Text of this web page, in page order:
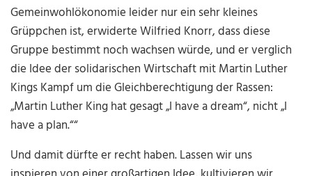
Gemeinwohlökonomie leider nur ein sehr kleines
Grüppchen ist, erwiderte Wilfried Knorr, dass diese
Gruppe bestimmt noch wachsen würde, und er verglich
die Idee der solidarischen Wirtschaft mit Martin Luther
Kings Kampf um die Gleichberechtigung der Rassen:
„Martin Luther King hat gesagt „I have a dream“, nicht „I
have a plan.““
Und damit dürfte er recht haben. Lassen wir uns